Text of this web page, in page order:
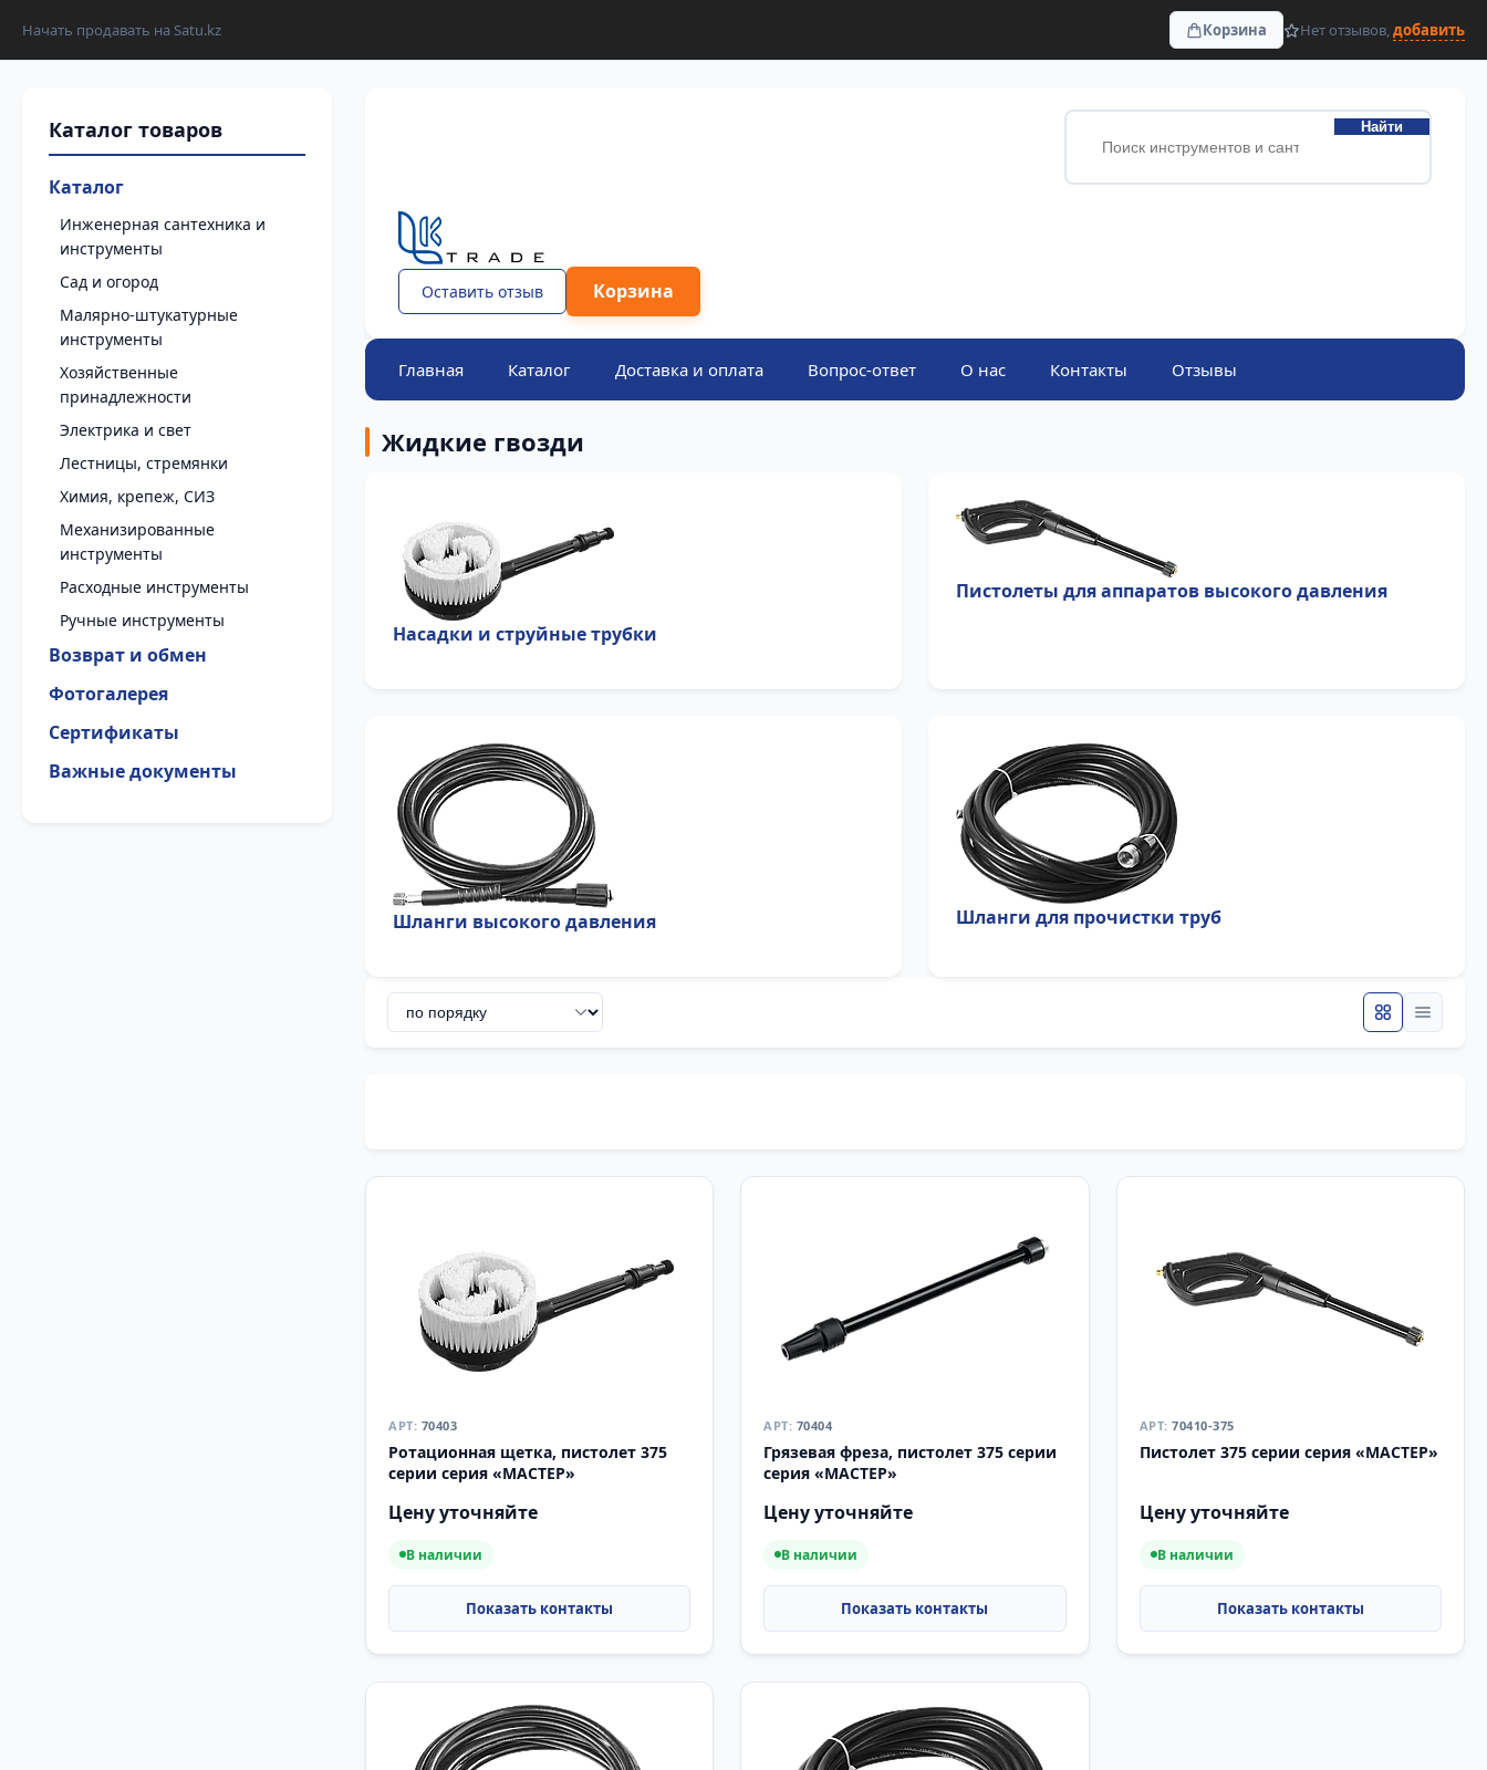
Начать продавать на Satu.kz Корзина Нет отзывов,добавить
Каталог
Инженерная сантехника и
инструменты
Сад и огород
Малярно-штукатурные
инструменты
Хозяйственные
принадлежности
Электрика и свет
Лестницы, стремянки
Химия, крепеж, СИЗ
Механизированные
инструменты
Расходные инструменты
Ручные инструменты
Возврат и обмен
Фотогалерея
Сертификаты
Важные документы
Найти
Оставить отзыв Корзина
Главная Каталог Доставка и оплата Вопрос-ответ О нас Контакты Отзывы
Жидкие гвозди
Насадки и струйные трубки
Пистолеты для аппаратов высокого давления
Шланги высокого давления Шланги для прочистки труб
70403
Ротационная щетка, пистолет 375
серии серия «МАСТЕР»
Цену уточняйте
В наличии
70404
Грязевая фреза, пистолет 375 серии
серия «МАСТЕР»
Цену уточняйте
В наличии
70410-375
Пистолет 375 серии серия «МАСТЕР»
Цену уточняйте
В наличии